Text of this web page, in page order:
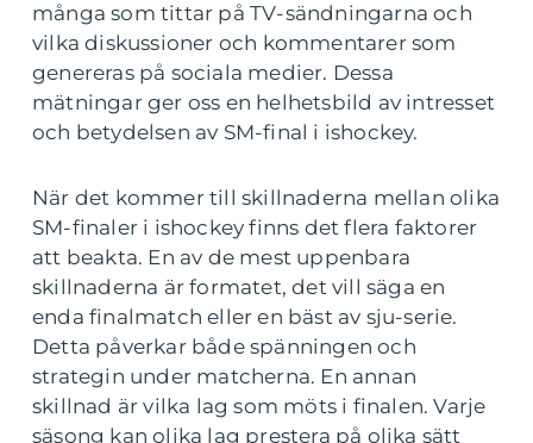
många som tittar på TV-sändningarna och
vilka diskussioner och kommentarer som
genereras på sociala medier. Dessa
mätningar ger oss en helhetsbild av intresset
och betydelsen av SM-final i ishockey.
När det kommer till skillnaderna mellan olika
SM-finaler i ishockey finns det flera faktorer
att beakta. En av de mest uppenbara
skillnaderna är formatet, det vill säga en
enda finalmatch eller en bäst av sju-serie.
Detta påverkar både spänningen och
strategin under matcherna. En annan
skillnad är vilka lag som möts i finalen. Varje
säsong kan olika lag prestera på olika sätt